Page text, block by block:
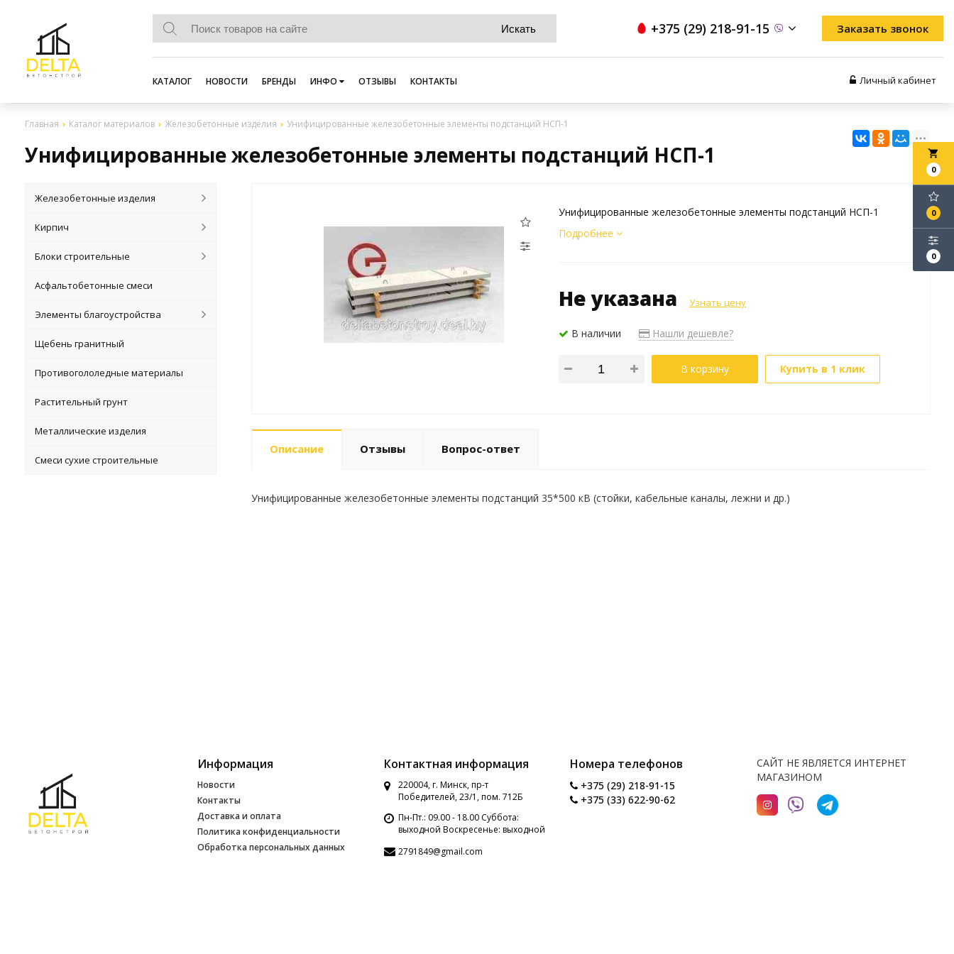
+375 (29) 218-91-15 Заказать звонок
КАТАЛОГ НОВОСТИ БРЕНДЫ ИНФО ОТЗЫВЫ КОНТАКТЫ Личный кабинет
Главная Каталог материалов Железобетонные изделия Унифицированные железобетонные элементы подстанций НСП-1
Унифицированные железобетонные элементы подстанций НСП-1 local_grocery_store
0
0
0
Железобетонные изделия
Кирпич
Блоки строительные
Асфальтобетонные смеси
Элементы благоустройства
Щебень гранитный
Противогололедные материалы
Растительный грунт
Металлические изделия
Смеси сухие строительные
Унифицированные железобетонные элементы подстанций НСП-1
Подробнее
Не указана Узнать цену
В наличии Нашли дешевле?
В корзину Купить в 1 клик
Описание Отзывы Вопрос-ответ
Унифицированные железобетонные элементы подстанций 35*500 кВ (стойки, кабельные каналы, лежни и др.)
Информация
Новости
Контакты
Доставка и оплата
Политика конфиденциальности
Обработка персональных данных
Контактная информация
220004, г. Минск, пр-т
Победителей, 23/1, пом. 712Б
Пн-Пт.: 09.00 - 18.00 Суббота:
выходной Воскресенье: выходной
2791849@gmail.com
Номера телефонов
+375 (29) 218-91-15
+375 (33) 622-90-62
САЙТ НЕ ЯВЛЯЕТСЯ ИНТЕРНЕТ
МАГАЗИНОМ